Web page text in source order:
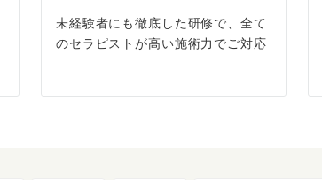
未経験者にも徹底した研修で、全て
のセラピストが高い施術力でご対応